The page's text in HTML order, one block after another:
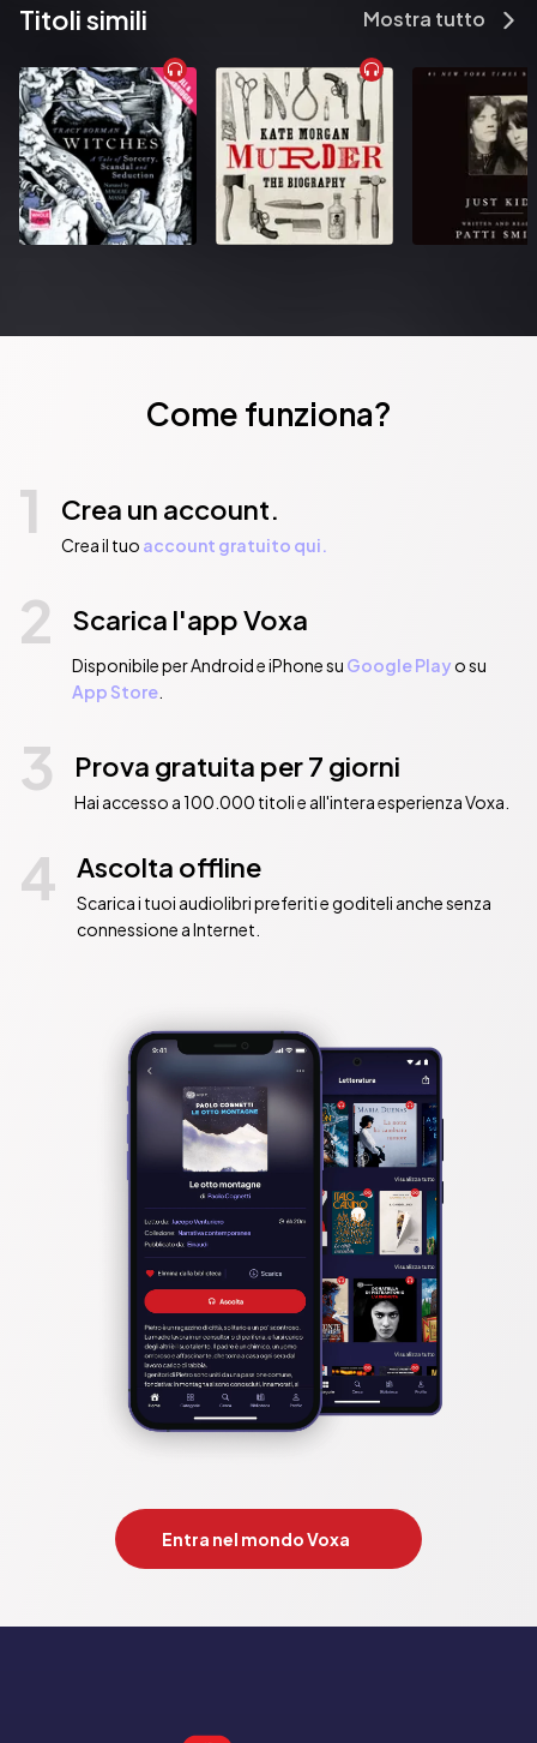
Titoli simili Mostra tutto
Come funziona?
1 Crea un account.
Crea il tuo account gratuito qui.
2 Scarica l'app Voxa
Disponibile per Android e iPhone su Google Playo su
App Store.
3 Prova gratuita per 7 giorni
Hai accesso a 100.000 titoli e all'intera esperienza Voxa.
4 Ascolta offline
Scarica i tuoi audiolibri preferiti e goditeli anche senza
connessione a Internet.
Entra nel mondo Voxa